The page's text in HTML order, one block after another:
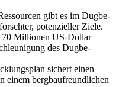
gibt es im Dugbe-
potenzieller Ziele.
70 Millionen US-Dollar
des Dugbe-
sichert einen
einem bergbaufreundlichen